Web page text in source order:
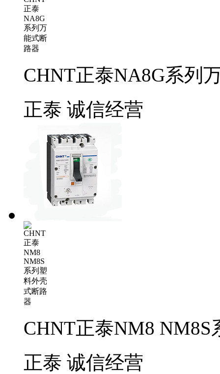
CHNT正泰NA8G系列
正泰 诚信经营
CHNT正泰NM8
正泰 诚信经营